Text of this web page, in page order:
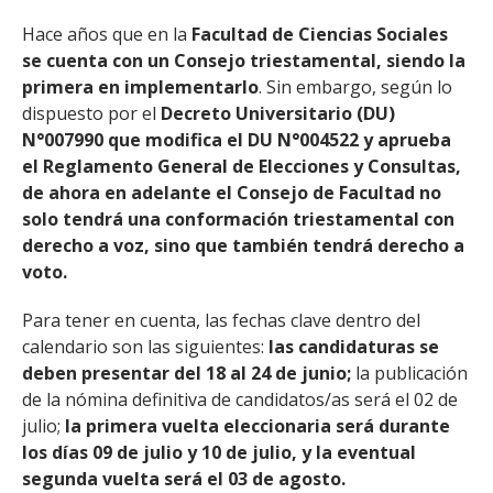
Hace años que en la Facultad de Ciencias Sociales
se cuenta con un Consejo triestamental, siendo la
primera en implementarlo. Sin embargo, según lo
dispuesto por el Decreto Universitario (DU)
N°007990 que modifica el DU N°004522 y aprueba
el Reglamento General de Elecciones y Consultas,
de ahora en adelante el Consejo de Facultad no
solo tendrá una conformación triestamental con
derecho a voz, sino que también tendrá derecho a
voto.
Para tener en cuenta, las fechas clave dentro del
calendario son las siguientes: las candidaturas se
deben presentar del 18 al 24 de junio; la publicación
de la nómina definitiva de candidatos/as será el 02 de
julio; la primera vuelta eleccionaria será durante
los días 09 de julio y 10 de julio, y la eventual
segunda vuelta será el 03 de agosto.